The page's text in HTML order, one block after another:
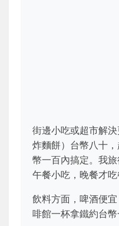
街邊小吃或超市解
炸麵餅）台幣八十
幣一百內搞定。我
午餐小吃，晚餐才吃
飲料方面，啤酒便
啡館一杯拿鐵約台幣